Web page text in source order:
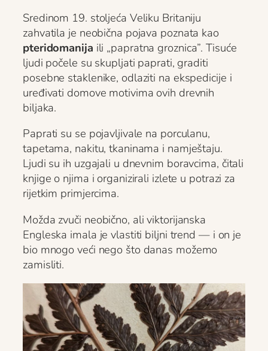
Sredinom 19. stoljeća Veliku Britaniju
zahvatila je neobična pojava poznata kao
pteridomanija ili „papratna groznica”. Tisuće
ljudi počele su skupljati paprati, graditi
posebne staklenike, odlaziti na ekspedicije i
uređivati domove motivima ovih drevnih
biljaka.
Paprati su se pojavljivale na porculanu,
tapetama, nakitu, tkaninama i namještaju.
Ljudi su ih uzgajali u dnevnim boravcima, čitali
knjige o njima i organizirali izlete u potrazi za
rijetkim primjercima.
Možda zvuči neobično, ali viktorijanska
Engleska imala je vlastiti biljni trend — i on je
bio mnogo veći nego što danas možemo
zamisliti.